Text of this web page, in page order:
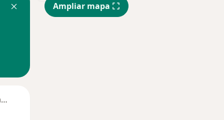
Segunda-feira
Ampliar mapa